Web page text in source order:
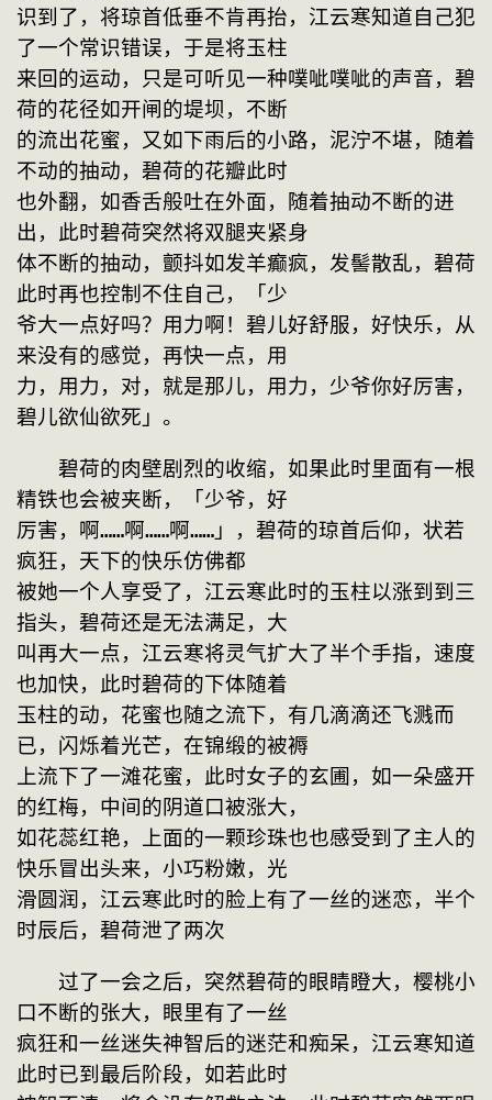
识到了，将琼首低垂不肯再抬，江云寒知道自己犯
了一个常识错误，于是将玉柱
来回的运动，只是可听见一种噗呲噗呲的声音，碧
荷的花径如开闸的堤坝，不断
的流出花蜜，又如下雨后的小路，泥泞不堪，随着
不动的抽动，碧荷的花瓣此时
也外翻，如香舌般吐在外面，随着抽动不断的进
出，此时碧荷突然将双腿夹紧身
体不断的抽动，颤抖如发羊癫疯，发髻散乱，碧荷
此时再也控制不住自己，「少
爷大一点好吗？用力啊！碧儿好舒服，好快乐，从
来没有的感觉，再快一点，用
力，用力，对，就是那儿，用力，少爷你好厉害，
碧儿欲仙欲死」。
碧荷的肉壁剧烈的收缩，如果此时里面有一根
精铁也会被夹断，「少爷，好
厉害，啊……啊……啊……」，碧荷的琼首后仰，状若
疯狂，天下的快乐仿佛都
被她一个人享受了，江云寒此时的玉柱以涨到到三
指头，碧荷还是无法满足，大
叫再大一点，江云寒将灵气扩大了半个手指，速度
也加快，此时碧荷的下体随着
玉柱的动，花蜜也随之流下，有几滴滴还飞溅而
已，闪烁着光芒，在锦缎的被褥
上流下了一滩花蜜，此时女子的玄圃，如一朵盛开
的红梅，中间的阴道口被涨大，
如花蕊红艳，上面的一颗珍珠也也感受到了主人的
快乐冒出头来，小巧粉嫩，光
滑圆润，江云寒此时的脸上有了一丝的迷恋，半个
时辰后，碧荷泄了两次
过了一会之后，突然碧荷的眼睛瞪大，樱桃小
口不断的张大，眼里有了一丝
疯狂和一丝迷失神智后的迷茫和痴呆，江云寒知道
此时已到最后阶段，如若此时